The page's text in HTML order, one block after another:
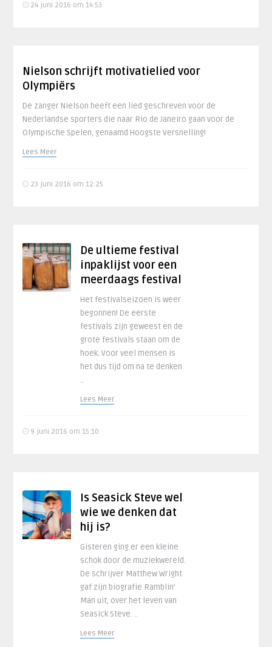
24 juni 2016 om 14:53
Nielson schrijft motivatielied voor
Olympiërs
De zanger Nielson heeft een lied geschreven voor de
Nederlandse sporters die naar Rio de Janeiro gaan voor de
Olympische Spelen, genaamd Hoogste Versnelling!
Lees Meer
23 juni 2016 om 12:25
De ultieme festival
inpaklijst voor een
meerdaags festival
Het festivalseizoen is weer
begonnen! De eerste
festivals zijn geweest en de
grote festivals staan om de
hoek. Voor veel mensen is
het dus tijd om na te denken
..
Lees Meer
9 juni 2016 om 15:10
Is Seasick Steve wel
wie we denken dat
hij is?
Gisteren ging er een kleine
schok door de muziekwereld.
De schrijver Matthew Wright
gaf zijn biografie Ramblin’
Man uit, over het leven van
Seasick Steve. ..
Lees Meer